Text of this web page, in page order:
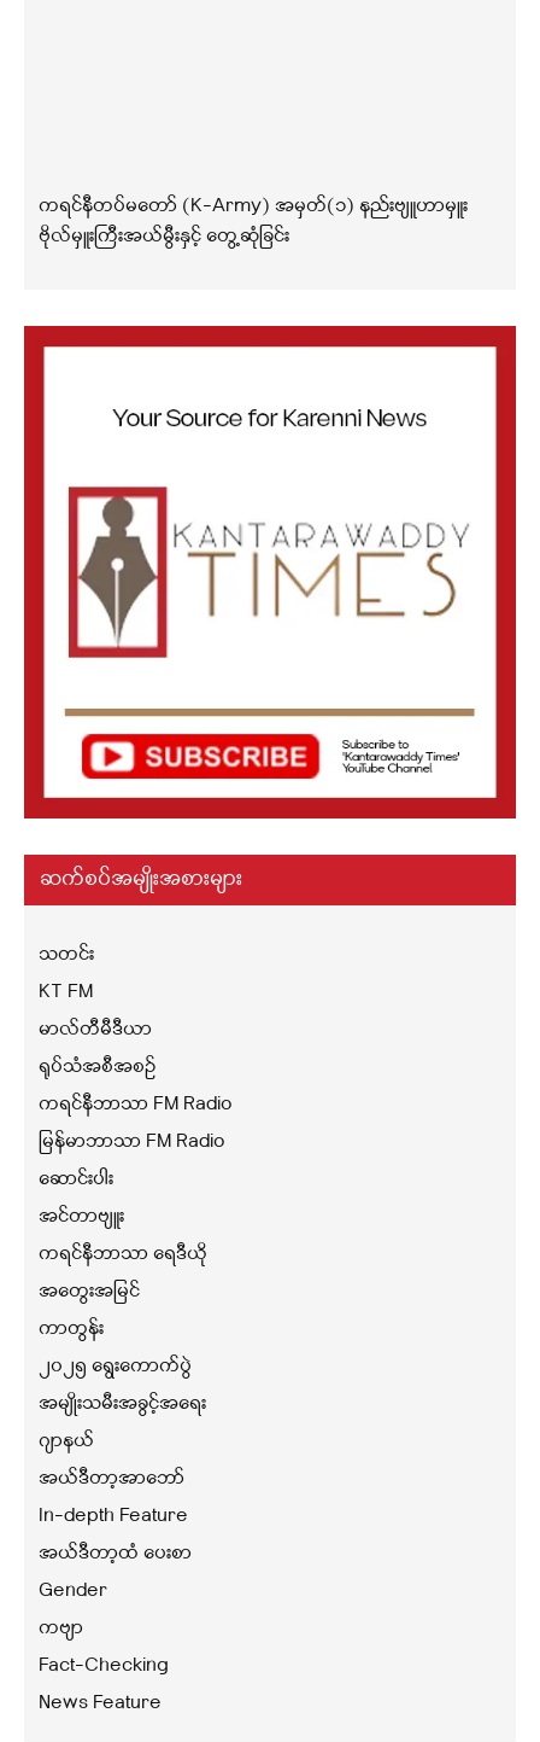
ကရင်နီတပ်မတော် (K-Army) အမှတ်(၁) နည်းဗျူဟာမှူး
ဗိုလ်မှူးကြီးအယ်မွီးနှင့် တွေ့ဆုံခြင်း
ဆက်စပ်အမျိုးအစားများ
သတင်း
KT FM
မာလ်တီမီဒီယာ
ရုပ်သံအစီအစဉ်
ကရင်နီဘာသာ FM Radio
မြန်မာဘာသာ FM Radio
ဆောင်းပါး
အင်တာဗျူး
ကရင်နီဘာသာ ရေဒီယို
အတွေးအမြင်
ကာတွန်း
၂၀၂၅ ရွေးကောက်ပွဲ
အမျိုးသမီးအခွင့်အရေး
ဂျာနယ်
အယ်ဒီတာ့အာဘော်
In-depth Feature
အယ်ဒီတာ့ထံ ပေးစာ
Gender
ကဗျာ
Fact-Checking
News Feature